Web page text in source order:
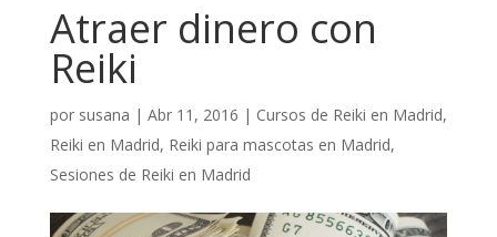
Atraer dinero con
Reiki
por susana | Abr 11, 2016 | Cursos de Reiki en Madrid,
Reiki en Madrid, Reiki para mascotas en Madrid,
Sesiones de Reiki en Madrid